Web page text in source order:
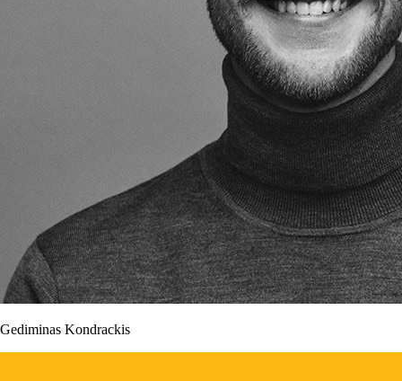
Gediminas Kondrackis